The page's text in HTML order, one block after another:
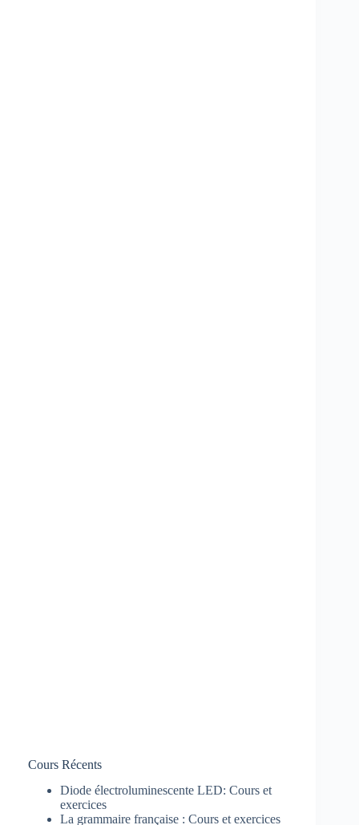
Cours Récents
Diode électroluminescente LED: Cours et
exercices
La grammaire française : Cours et exercices